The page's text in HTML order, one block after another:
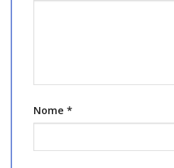
Nome *